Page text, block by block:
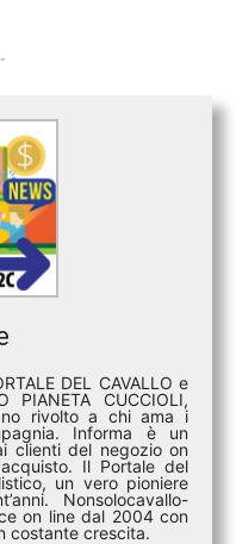
DEL CAVALLO e
PIANETA CUCCIOLI,
rivolto a chi ama i
Informa è un
clienti del negozio on
Il Portale del
un vero pioniere
Nonsolocavallo-
on line dal 2004 con
costante crescita.